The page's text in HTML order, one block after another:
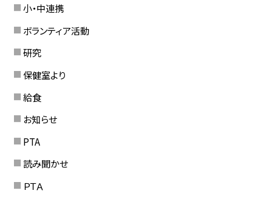
小・中連携
ボランティア活動
研究
保健室より
給食
お知らせ
PTA
読み聞かせ
ＰＴＡ